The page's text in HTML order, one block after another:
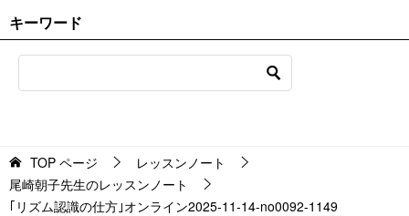
キーワード
TOP ページ
レッスンノート
尾崎朝子先生のレッスンノート
｢リズム認識の仕方｣オンライン2025-11-14-no0092-1149